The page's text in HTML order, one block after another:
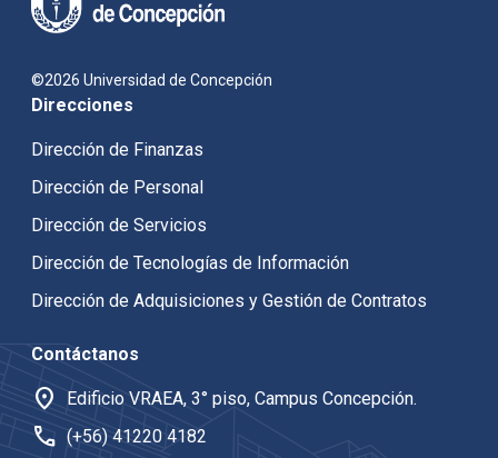
Direcciones
Dirección de Finanzas
Dirección de Personal
Dirección de Servicios
Dirección de Tecnologías de Información
Dirección de Adquisiciones y Gestión de Contratos
Contáctanos
location_on Edificio VRAEA, 3° piso, Campus Concepción.
call (+56) 41220 4182
©2026 Universidad de Concepción